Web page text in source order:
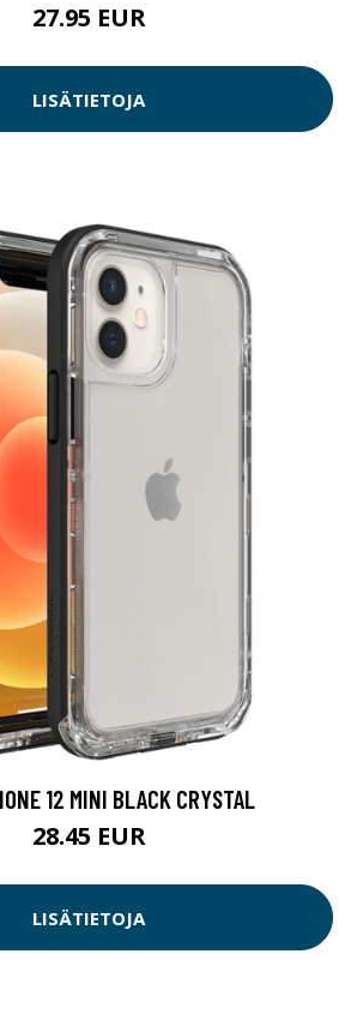
27.95 EUR
LISÄTIETOJA
12 MINI BLACK CRYSTAL
28.45 EUR
LISÄTIETOJA